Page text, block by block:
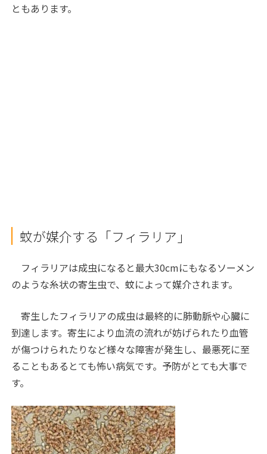
ともあります。
蚊が媒介する「フィラリア」
フィラリアは成虫になると最大30cmにもなるソーメン
のような糸状の寄生虫で、蚊によって媒介されます。
寄生したフィラリアの成虫は最終的に肺動脈や心臓に
到達します。寄生により血流の流れが妨げられたり血管
が傷つけられたりなど様々な障害が発生し、最悪死に至
ることもあるとても怖い病気です。予防がとても大事で
す。